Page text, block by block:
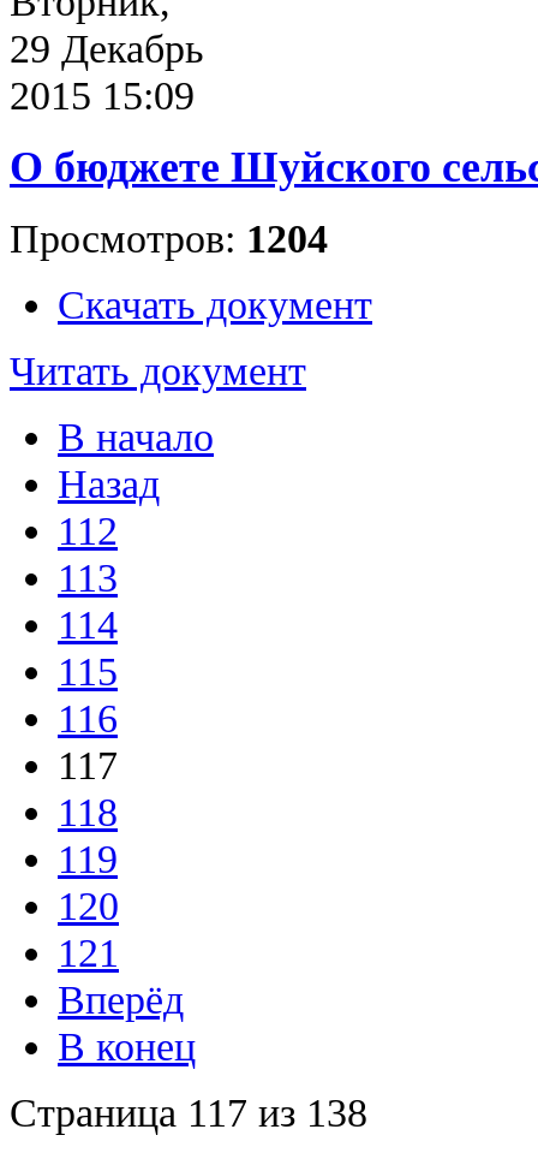
29 Декабрь
2015 15:09
О бюджете Шуйского
Просмотров: 1204
Скачать документ
Читать документ
В начало
Назад
112
113
114
115
116
117
118
119
120
121
Вперёд
В конец
Страница 117 из 138